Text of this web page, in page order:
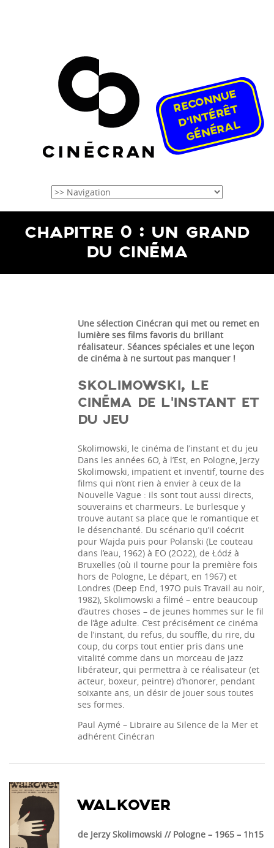
CHAPITRE 0 : UN GRAND
DU CINÉMA
Une sélection Cinécran qui met ou remet en
lumière ses films favoris du brillant
réalisateur. Séances spéciales et une leçon
de cinéma à ne surtout pas manquer !
SKOLIMOWSKI, LE
CINÉMA DE L’INSTANT ET
DU JEU
Skolimowski, le cinéma de l’instant et du jeu
Dans les années 6O, à l’Est, en Pologne, Jerzy
Skolimowski, impatient et inventif, tourne des
films qui n’ont rien à envier à ceux de la
Nouvelle Vague : ils sont tout aussi directs,
souverains et charmeurs. Le burlesque y
trouve autant sa place que le romantique et
le désenchanté. Du scénario qu’il coécrit
pour Wajda puis pour Polanski (Le couteau
dans l’eau, 1962) à EO (2O22), de Łódź à
Bruxelles (où il tourne pour la première fois
hors de Pologne, Le départ, en 1967) et
Londres (Deep End, 197O puis Travail au noir,
1982), Skolimowski a filmé – entre beaucoup
d’autres choses – de jeunes hommes sur le fil
de l’âge adulte. C’est précisément ce cinéma
de l’instant, du refus, du souffle, du rire, du
coup, du corps tout entier pris dans une
vitalité comme dans un morceau de jazz
libérateur, qui permettra à ce réalisateur (et
acteur, boxeur, peintre) d’honorer, pendant
soixante ans, un désir de jouer sous toutes
ses formes.
Paul Aymé – Libraire au Silence de la Mer et
adhérent Cinécran
WALKOVER
de Jerzy Skolimowski // Pologne – 1965 – 1h15